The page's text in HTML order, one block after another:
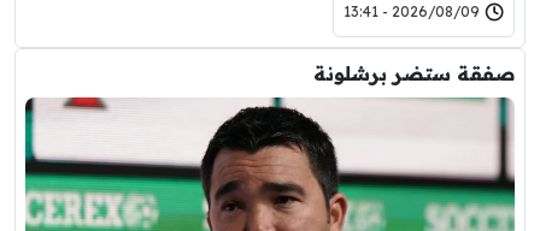
2026/08/09 - 13:41
صفقة ستضر برشلونة